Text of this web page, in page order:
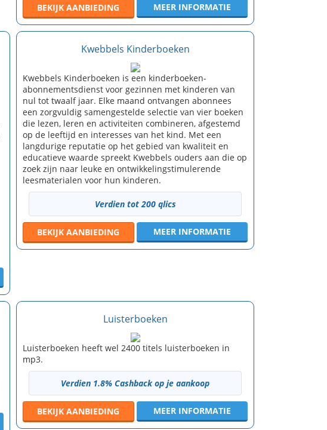
BEKIJKAANBIEDING MEER INFORMATIE
Kwebbels Kinderboeken
Kwebbels Kinderboeken is een kinderboeken-
abonnementsdienst voor gezinnen met kinderen van
nul tot twaalf jaar. Elke maand ontvangen abonnees
een zorgvuldig samengestelde selectie van vier boeken
die lezen, leren en activiteiten combineren, afgestemd
op de leeftijd en interesses van het kind. Met een
langdurige reputatie op het gebied van kwaliteit en
educatieve waarde spreekt Kwebbels ouders aan die op
zoek zijn naar leuke en ontwikkelingstimulerende
leesmaterialen voor hun kinderen.
Verdien tot 200 qlics
BEKIJKAANBIEDING MEER INFORMATIE
Luisterboeken
Luisterboeken heeft wel 2400 titels luisterboeken in
mp3.
Verdien 1.8% Cashback op je aankoop
BEKIJKAANBIEDING MEER INFORMATIE